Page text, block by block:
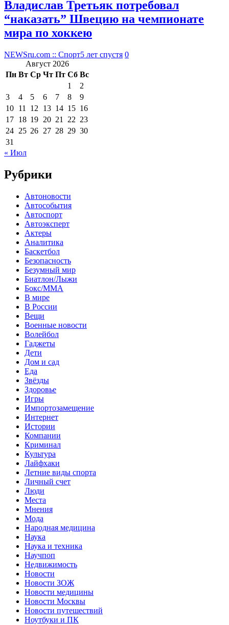
Владислав Третьяк потребовал
“наказать” Швецию на чемпионате
мира по хоккею
NEWSru.com :: Спорт5 лет спустя 0
Август 2026
Пн Вт Ср Чт Пт Сб Вс
1
2
3
4 5 6 7 8
9
10 11 12 13 14 15 16
17 18 19 20 21 22 23
24 25 26 27 28 29 30
31
« Июл
Рубрики
Автоновости
Автособытия
Автоспорт
Автоэксперт
Актеры
Аналитика
Баскетбол
Безопасность
Безумный мир
Биатлон/Лыжи
Бокс/MMA
В мире
В России
Вещи
Военные новости
Волейбол
Гаджеты
Дети
Дом и сад
Еда
Звёзды
Здоровье
Игры
Импортозамещение
Интернет
Истории
Компании
Криминал
Культура
Лайфхаки
Летние виды спорта
Личный счет
Люди
Места
Мнения
Мода
Народная медицина
Наука
Наука и техника
Научпоп
Недвижимость
Новости
Новости ЗОЖ
Новости медицины
Новости Москвы
Новости путешествий
Ноутбуки и ПК